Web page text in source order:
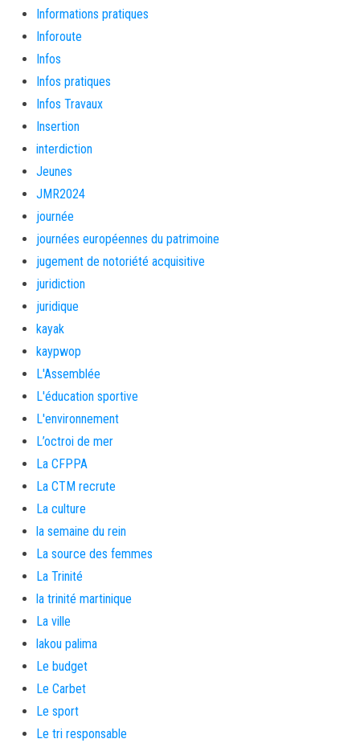
Informations pratiques
Inforoute
Infos
Infos pratiques
Infos Travaux
Insertion
interdiction
Jeunes
JMR2024
journée
journées européennes du patrimoine
jugement de notoriété acquisitive
juridiction
juridique
kayak
kaypwop
L'Assemblée
L'éducation sportive
L'environnement
L’octroi de mer
La CFPPA
La CTM recrute
La culture
la semaine du rein
La source des femmes
La Trinité
la trinité martinique
La ville
lakou palima
Le budget
Le Carbet
Le sport
Le tri responsable